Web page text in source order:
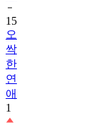
15
오
싹
한
연
애
1